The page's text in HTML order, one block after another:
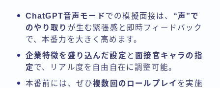
ChatGPT音声モード での模擬面接は、 “声”で
のやり取り が生む緊張感と即時フィードバック
で、本番力を大きく高めます。
企業特徴を盛り込んだ設定 と面接官キャラの指
定で、リアル度を自由自在に調整可能。
本番前には、ぜひ複数回のロールプレイ を実施